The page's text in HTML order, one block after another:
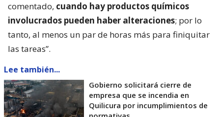
comentado, cuando hay productos químicos
involucrados pueden haber alteraciones; por lo
tanto, al menos un par de horas más para finiquitar
las tareas”.
Lee también...
Gobierno solicitará cierre de
empresa que se incendia en
Quilicura por incumplimientos de